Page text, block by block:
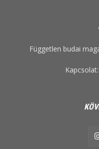
Független budai
Kapcsolat: